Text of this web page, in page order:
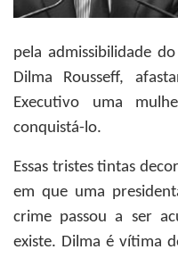
pela admissibilidade
Dilma Rousseff,
Executivo uma
conquistá-lo.
Essas tristes tintas
em que uma
crime passou a ser
existe. Dilma é vítima